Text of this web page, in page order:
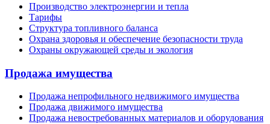
Производство электроэнергии и тепла
Тарифы
Структура топливного баланса
Охрана здоровья и обеспечение безопасности труда
Охраны окружающей среды и экология
Продажа имущества
Продажа непрофильного недвижимого имущества
Продажа движимого имущества
Продажа невостребованных материалов и оборудования